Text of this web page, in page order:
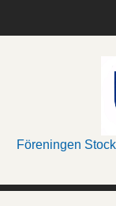
Föreningen